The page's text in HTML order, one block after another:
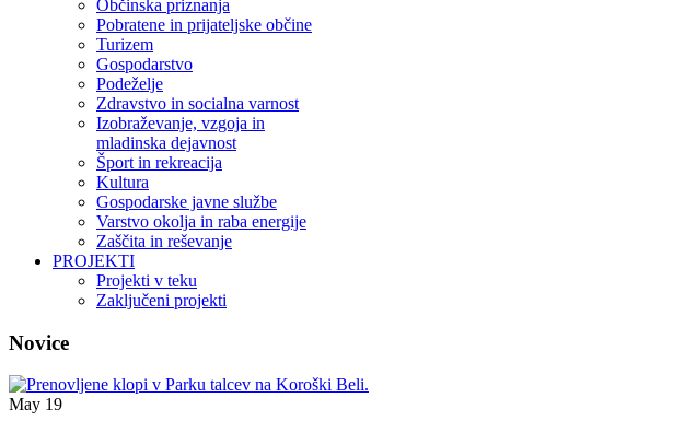
Občinska priznanja
Pobratene in prijateljske občine
Turizem
Gospodarstvo
Podeželje
Zdravstvo in socialna varnost
Izobraževanje, vzgoja in
mladinska dejavnost
Šport in rekreacija
Kultura
Gospodarske javne službe
Varstvo okolja in raba energije
Zaščita in reševanje
PROJEKTI
Projekti v teku
Zaključeni projekti
Novice
May 19